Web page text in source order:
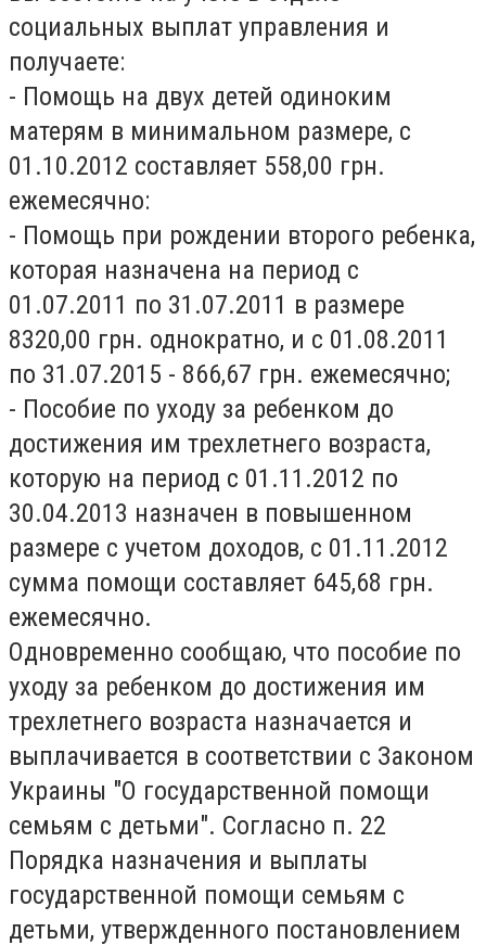
социальных выплат управления и
получаете:
- Помощь на двух детей одиноким
матерям в минимальном размере, с
01.10.2012 составляет 558,00 грн.
ежемесячно:
- Помощь при рождении второго ребенка,
которая назначена на период с
01.07.2011 по 31.07.2011 в размере
8320,00 грн. однократно, и с 01.08.2011
по 31.07.2015 - 866,67 грн. ежемесячно;
- Пособие по уходу за ребенком до
достижения им трехлетнего возраста,
которую на период с 01.11.2012 по
30.04.2013 назначен в повышенном
размере с учетом доходов, с 01.11.2012
сумма помощи составляет 645,68 грн.
ежемесячно.
Одновременно сообщаю, что пособие по
уходу за ребенком до достижения им
трехлетнего возраста назначается и
выплачивается в соответствии с Законом
Украины "О государственной помощи
семьям с детьми". Согласно п. 22
Порядка назначения и выплаты
государственной помощи семьям с
детьми, утвержденного постановлением